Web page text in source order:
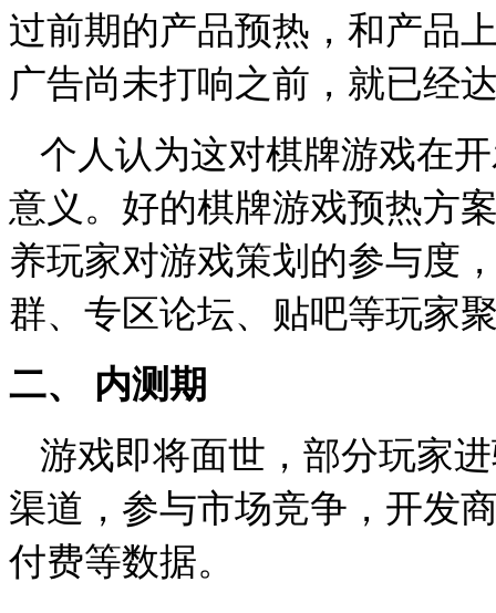
过前期的产品预热，和产品
广告尚未打响之前，就已经
个人认为这对棋牌游戏在
意义。好的棋牌游戏预热方
养玩家对游戏策划的参与度
群、专区论坛、贴吧等玩家
二、
内测期
游戏即将面世，部分玩家
渠道，参与市场竞争，开发
付费等数据。